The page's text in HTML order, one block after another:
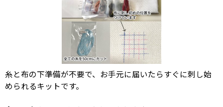
糸と布の下準備が不要で、お手元に届いたらすぐに刺し始
められるキットです。